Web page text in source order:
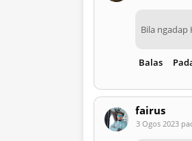
Bila ngadap
Balas
fairus
3 Ogos 2023